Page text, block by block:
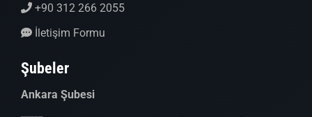
+90 312 266 2055
İletişim Formu
Şubeler
Ankara Şubesi